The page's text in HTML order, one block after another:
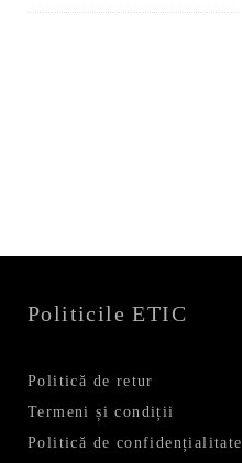
Politicile ETIC
Politică de retur
Termeni și condiții
Politică de confidențialitate